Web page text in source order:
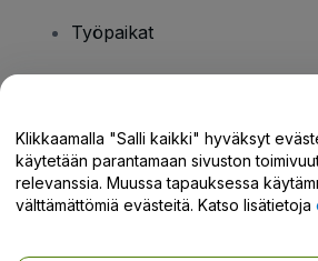
Työpaikat
Tukikeskus / Ota meihin
Klikkaamalla "Salli kaikki" hyväksyt
käytetään parantamaan sivuston
relevanssia. Muussa tapauksessa
välttämättömiä evästeitä. Katso lisätietoja